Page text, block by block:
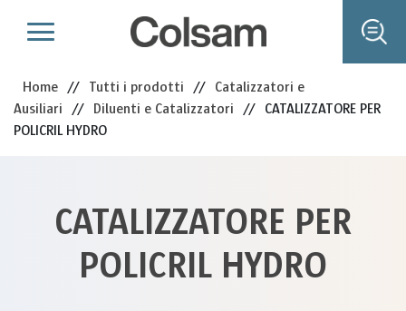
Home // Tutti i prodotti // Catalizzatori e
Ausiliari // Diluenti e Catalizzatori // CATALIZZATORE PER
POLICRIL HYDRO
CATALIZZATORE PER
POLICRIL HYDRO